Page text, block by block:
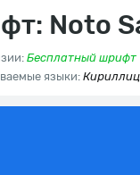
Noto
Бесплатный шрифт
языки: